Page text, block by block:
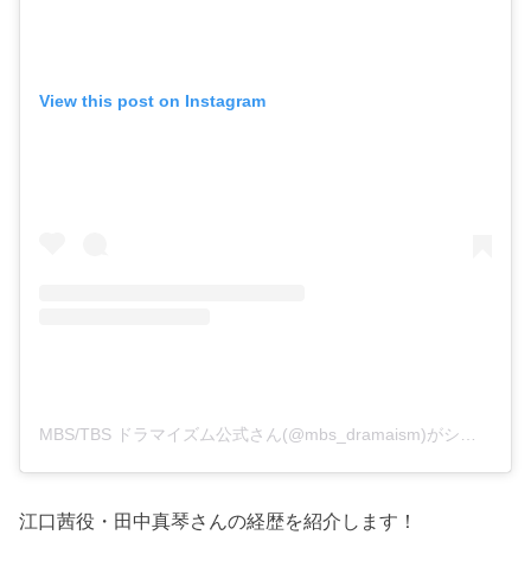
View this post on Instagram
MBS/TBS ドラマイズム公式さん(@mbs_dramaism)がシェアした投稿
江口茜役・田中真琴さんの経歴を紹介します！